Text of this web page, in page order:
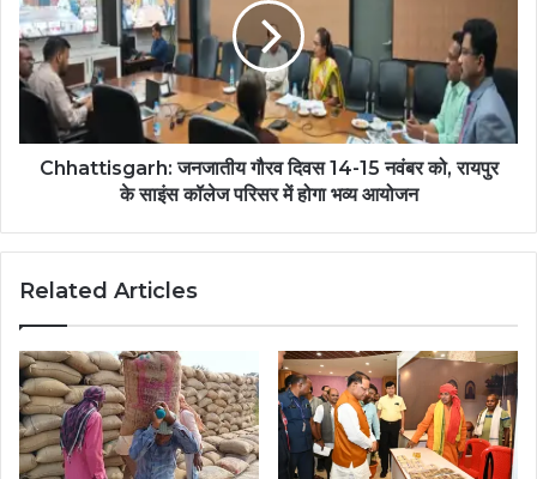
Chhattisgarh: जनजातीय गौरव दिवस 14-15 नवंबर को, रायपुर
के साइंस कॉलेज परिसर में होगा भव्य आयोजन
Related Articles